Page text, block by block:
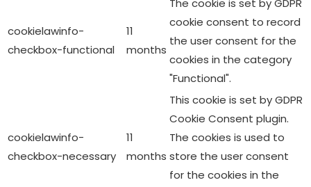
cookielawinfo-
checkbox-functional
11
months
The cookie is set by GDPR
cookie consent to record
the user consent for the
cookies in the category
"Functional".
cookielawinfo-
checkbox-necessary
11
months
This cookie is set by GDPR
Cookie Consent plugin.
The cookies is used to
store the user consent
for the cookies in the